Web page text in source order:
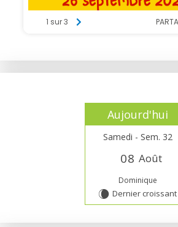
Aujourd'hui
Samedi - Sem. 32
08 Août
Dominique
W Dernier croissant